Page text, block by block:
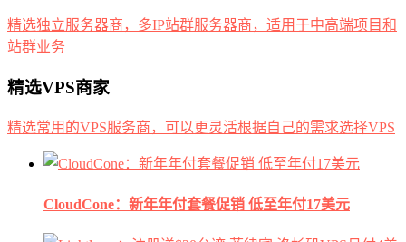
精选独立服务器商，多IP站群服务器商，适用于中高端项目和
站群业务
精选VPS商家
精选常用的VPS服务商，可以更灵活根据自己的需求选择VPS
CloudCone：新年年付套餐促销 低至年付17美元